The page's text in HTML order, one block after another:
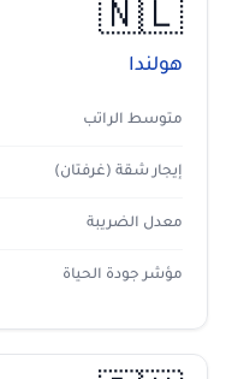
🇳🇱
هولندا
متوسط الراتب
إيجار شقة (غرفتان)
معدل الضريبة
مؤشر جودة الحياة